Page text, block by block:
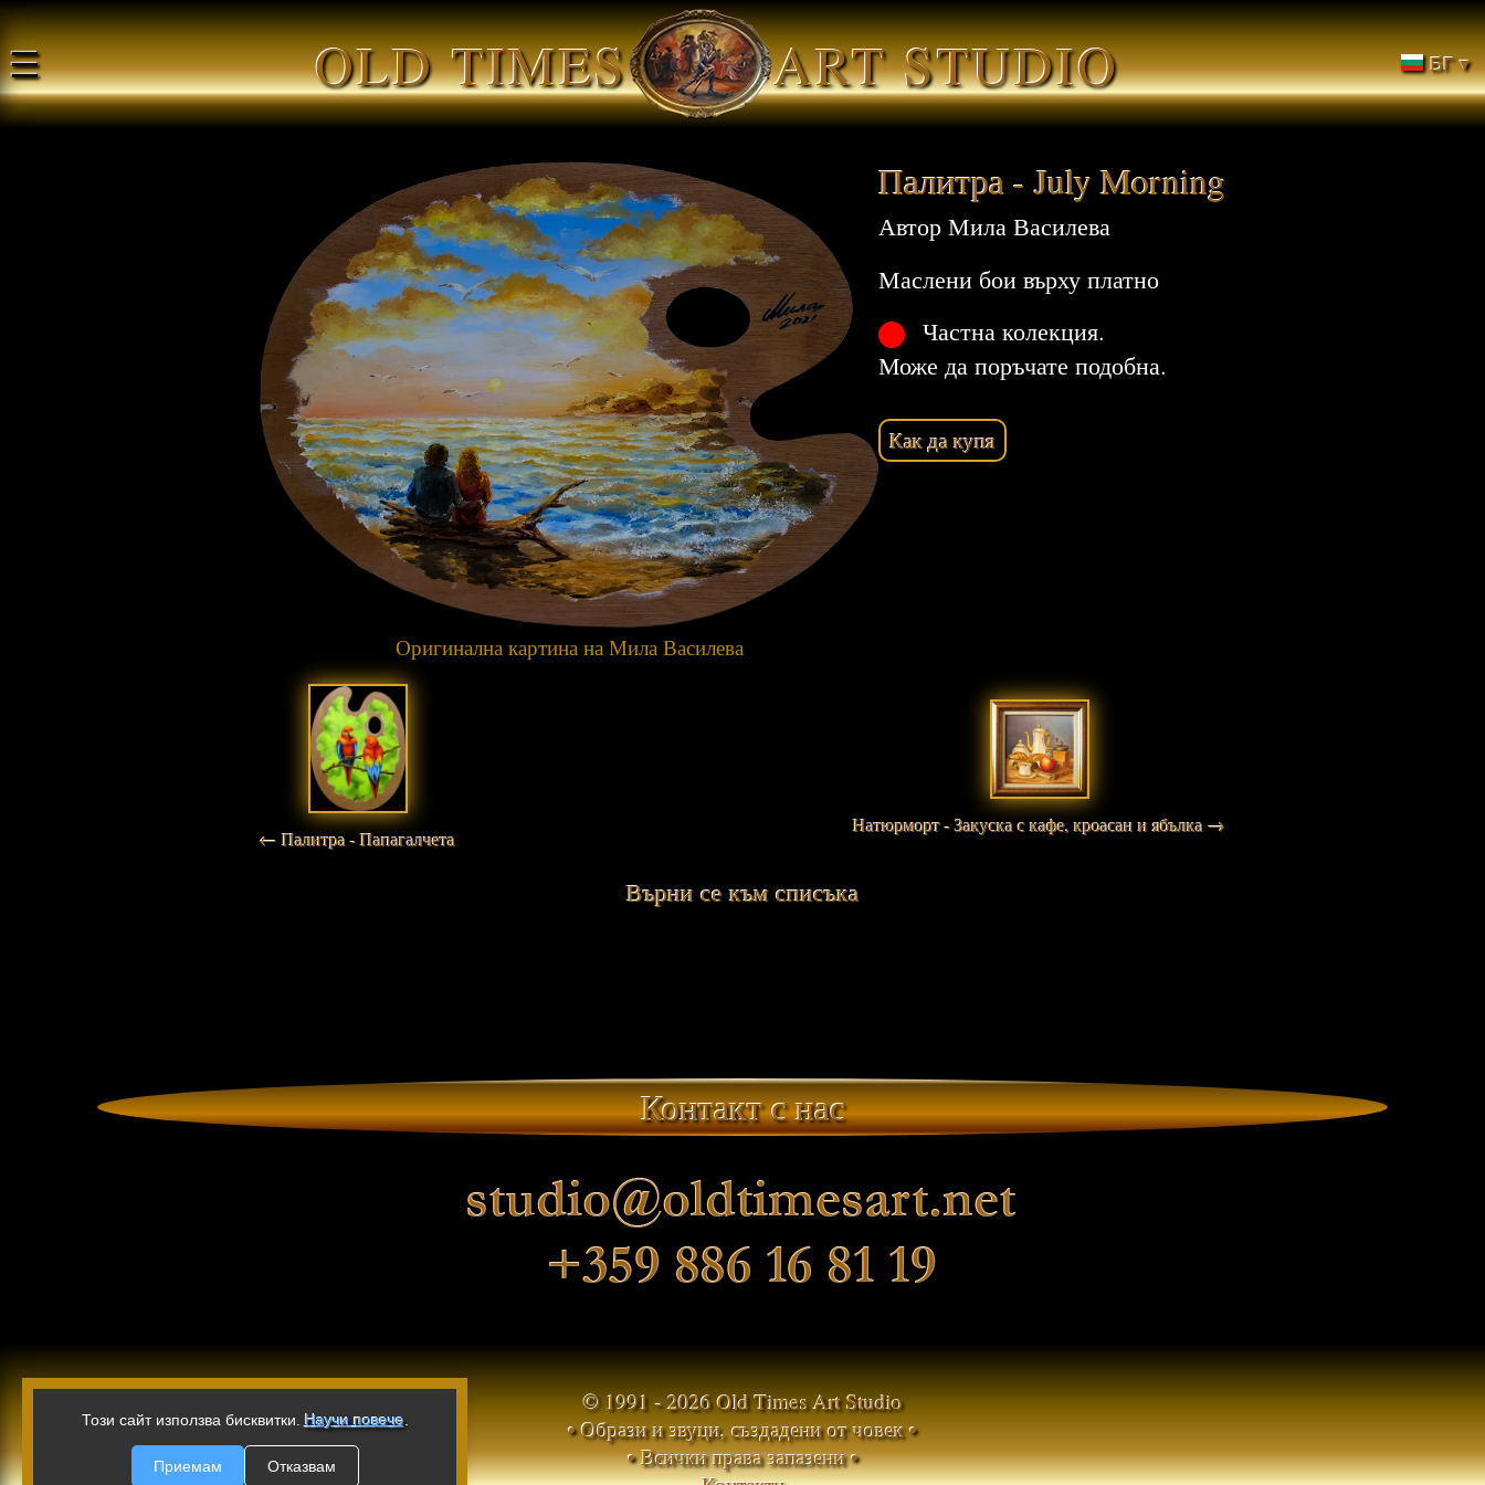
☰ OLD TIMES ART STUDIO БГ ▾
Оригинална картина на Мила Василева
Палитра - July Morning
Автор Мила Василева
Маслени бои върху платно
Частна колекция.
Може да поръчате подобна.
Как да купя
← Палитра - Папагалчета
Натюрморт - Закуска с кафе, кроасан и ябълка →
Върни се към списъка
Контакт с нас
© 1991 -2026Old Times Art Studio
• Образи и звуци, създадени от човек •
• Всички права запазени •
Този сайт използва бисквитки. Научи повече.
Приемам Отказвам